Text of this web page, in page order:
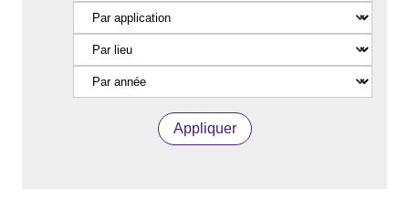
Appliquer